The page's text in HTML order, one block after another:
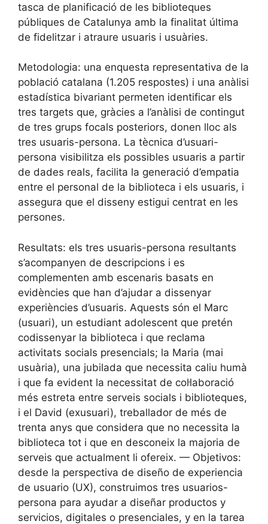
tasca de planificació de les biblioteques
públiques de Catalunya amb la finalitat última
de fidelitzar i atraure usuaris i usuàries.
Metodologia: una enquesta representativa de la
població catalana (1.205 respostes) i una anàlisi
estadística bivariant permeten identificar els
tres targets que, gràcies a l’anàlisi de contingut
de tres grups focals posteriors, donen lloc als
tres usuaris-persona. La tècnica d’usuari-
persona visibilitza els possibles usuaris a partir
de dades reals, facilita la generació d’empatia
entre el personal de la biblioteca i els usuaris, i
assegura que el disseny estigui centrat en les
persones.
Resultats: els tres usuaris-persona resultants
s’acompanyen de descripcions i es
complementen amb escenaris basats en
evidències que han d’ajudar a dissenyar
experiències d’usuaris. Aquests són el Marc
(usuari), un estudiant adolescent que pretén
codissenyar la biblioteca i que reclama
activitats socials presencials; la Maria (mai
usuària), una jubilada que necessita caliu humà
i que fa evident la necessitat de col·laboració
més estreta entre serveis socials i biblioteques,
i el David (exusuari), treballador de més de
trenta anys que considera que no necessita la
biblioteca tot i que en desconeix la majoria de
serveis que actualment li ofereix. — Objetivos:
desde la perspectiva de diseño de experiencia
de usuario (UX), construimos tres usuarios-
persona para ayudar a diseñar productos y
servicios, digitales o presenciales, y en la tarea